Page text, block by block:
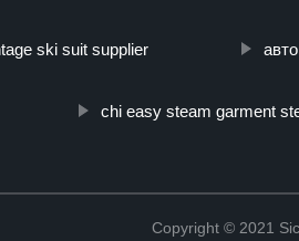
ski suit supplier
chi easy steam garment
Copyright © 2021